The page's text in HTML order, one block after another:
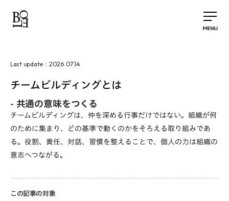
Last update： 2026.07.14
チームビルディングとは
- 共通の意味をつくる
チームビルディングは、仲を深める行事だけではない。組織が何
のために集まり、どの基準で動くのかをそろえる取り組みであ
る。役割、責任、対話、習慣を整えることで、個人の力は組織の
意志へつながる。
この記事の対象